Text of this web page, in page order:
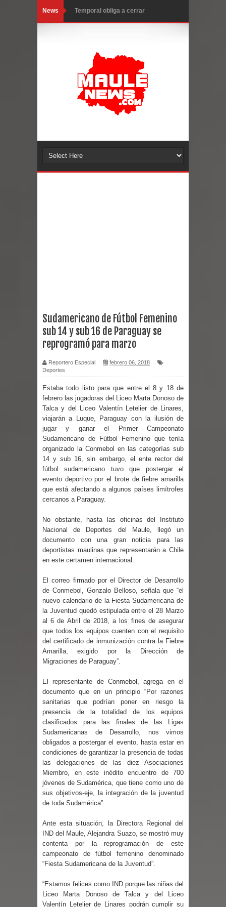
News Temporal obliga a cerrar
Chancho en Talca tras caída de
ramas cerca de carpas
Miles llegan a la Plaza de Armas de
Talca en el inicio de la Fiesta del
Torneo de Asadores reúne a 13
Curicó desarrollará jornada de
vacunación contra la Influenza y otros
Empedrado desarrolló con éxito el
desafío guerreros 2026
Banda linarense Los Remembers
regresa de Brasil tras impulsar un
intercambio musical y pedagógico
con comunidades escolares
Alta positividad en influenza hace que
expertos reiteren llamado a
vacunarse
Mario Meza endurece críticas contra
Linares: “No dará la cara”
Seremi de Desarrollo Social y Familia
niños y adolescentes durante la
emergencia.
Del anime al K-pop: especialistas U.
de Chile analizan el creciente interés
por las culturas japonesa y coreana
Renuncia del seremi Minvu en el
denuncias por viviendas sociales en
Talca
Diputado Jorge Guzmán rechaza
proyecto de interconexión eléctrica
Sudamericano de Fútbol Femenino
sub 14 y sub 16 de Paraguay se
reprogramó para marzo
Reportero Especial
febrero 06, 2018
Deportes
Estaba todo listo para que entre el 8 y 18 de
febrero las jugadoras del Liceo Marta Donoso de
Talca y del Liceo Valentín Letelier de Linares,
viajarán a Luque, Paraguay con la ilusión de
jugar y ganar el Primer Campeonato
Sudamericano de Fútbol Femenino que tenía
organizado la Conmebol en las categorías sub
14 y sub 16, sin embargo, el ente rector del
fútbol sudamericano tuvo que postergar el
evento deportivo por el brote de fiebre amarilla
que está afectando a algunos países limítrofes
cercanos a Paraguay.
No obstante, hasta las oficinas del Instituto
Nacional de Deportes del Maule, llegó un
documento con una gran noticia para las
deportistas maulinas que representarán a Chile
en este certamen internacional.
El correo firmado por el Director de Desarrollo
de Conmebol, Gonzalo Belloso, señala que “el
nuevo calendario de la Fiesta Sudamericana de
la Juventud quedó estipulada entre el 28 Marzo
al 6 de Abril de 2018, a los fines de asegurar
que todos los equipos cuenten con el requisito
del certificado de inmunización contra la Fiebre
Amarilla, exigido por la Dirección de
Migraciones de Paraguay”.
El representante de Conmebol, agrega en el
documento que en un principio “Por razones
sanitarias que podrían poner en riesgo la
presencia de la totalidad de los equipos
clasificados para las finales de las Ligas
Sudamericanas de Desarrollo, nos vimos
obligados a postergar el evento, hasta estar en
condiciones de garantizar la presencia de todas
las delegaciones de las diez Asociaciones
Miembro, en este inédito encuentro de 700
jóvenes de Sudamérica, que tiene como uno de
sus objetivos-eje, la integración de la juventud
de toda Sudamérica”
Ante esta situación, la Directora Regional del
IND del Maule, Alejandra Suazo, se mostró muy
contenta por la reprogramación de este
campeonato de fútbol femenino denominado
“Fiesta Sudamericana de la Juventud”.
“Estamos felices como IND porque las niñas del
Liceo Marta Donoso de Talca y del Liceo
Valentín Letelier de Linares podrán cumplir su